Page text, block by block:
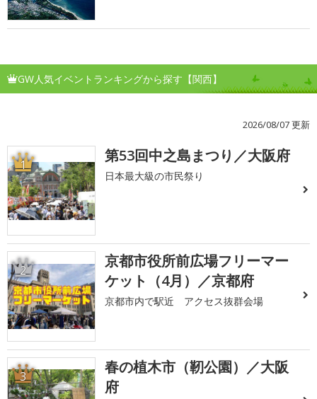
GW人気イベントランキングから探す【関西】
2026/08/07 更新
1 第53回中之島まつり／大阪府
日本最大級の市民祭り
2
京都市役所前広場フリーマー
ケット（4月）／京都府
京都市内で駅近 アクセス抜群会場
3
春の植木市（靭公園）／大阪
府